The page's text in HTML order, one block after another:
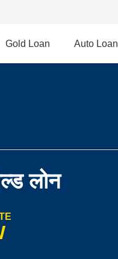
Gold Loan Auto Loan
लोन